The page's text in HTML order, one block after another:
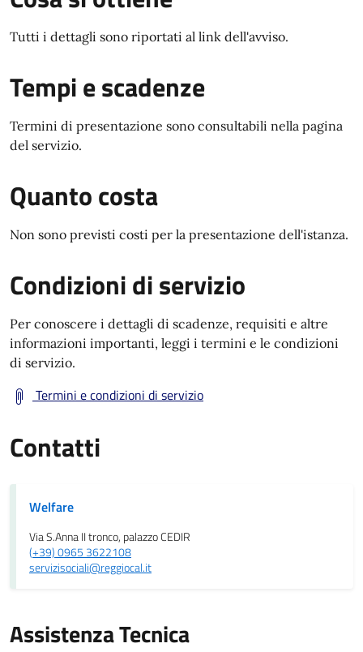
Tutti i dettagli sono riportati al link dell'avviso.
Tempi e scadenze
Termini di presentazione sono consultabili nella pagina
del servizio.
Quanto costa
Non sono previsti costi per la presentazione dell'istanza.
Condizioni di servizio
Per conoscere i dettagli di scadenze, requisiti e altre
informazioni importanti, leggi i termini e le condizioni
di servizio.
Termini e condizioni di servizio
Contatti
Welfare
Via S.Anna II tronco, palazzo CEDIR
(+39) 0965 3622108
servizisociali@reggiocal.it
Assistenza Tecnica